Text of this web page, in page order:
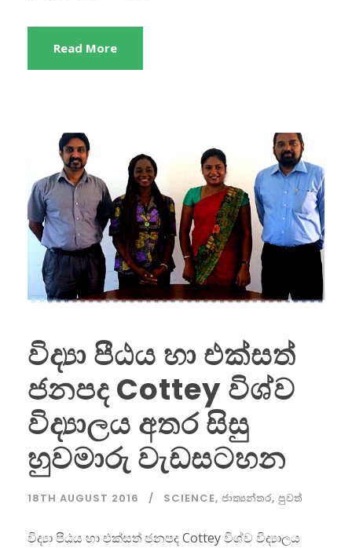
Read More
විද්‍යා පීඨය හා එක්සත්
ජනපද Cottey විශ්ව
විද්‍යාලය අතර සිසු
හුවමාරු වැඩසටහන
18TH AUGUST 2016 SCIENCE, ජාත්‍යන්තර, පුවත්
විද්‍යා පීඨය හා එක්සත් ජනපද Cottey විශ්ව විද්‍යාලය